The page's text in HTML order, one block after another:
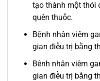
tạo thành một thói
quên thuốc.
Bệnh nhân viêm
gian điều trị bằng
Bênh nhân viêm
gian điều trị bằng